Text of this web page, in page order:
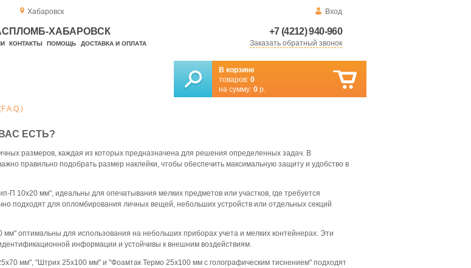
Хабаровск Вход
+7 (4212) 940-960
Заказать обратный звонок
ХАБАРОВСК
КОНТАКТЫ ПОМОЩЬ ДОСТАВКА И ОПЛАТА
В корзине
товаров: 0
на сумму: 0 р.
ЕСТЬ?
размеров, каждая из которых предназначена для решения определенных задач. В
правильно подобрать размер наклейки, чтобы обеспечить максимальную защиту и удобство в
П 10х20 мм", идеальны для опечатывания мелких предметов или участков, где требуется
подходят для опломбирования личных вещей, небольших устройств или отдельных секций
оптимальны для использования на небольших приборах учета и мелких контейнерах. Эти
информации и устойчивы к внешним воздействиям.
мм", "Штрих 25х100 мм" и "Фоамтак Термо 25х100 мм с голографическим тиснением" подходят